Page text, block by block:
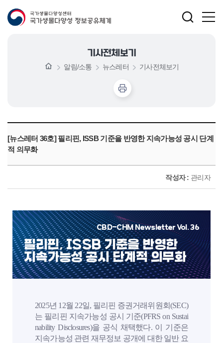
기사전체보기
알림/소통 뉴스레터 기사전체보기
[뉴스레터 36호] 필리핀, ISSB 기준을 반영한 지속가능성 공시 단계
적 의무화
작성자 : 관리자
CBD-CHM Newsletter Vol. 36
필리핀, ISSB 기준을 반영한
지속가능성 공시 단계적 의무화
2025년 12월 22일, 필리핀 증권거래위원회(SEC)
는 필리핀 지속가능성 공시 기준(PFRS on Sustai
nability Disclosures)을 공식 채택했다. 이 기준은
지속가능성 관련 재무정보 공개에 대한 일반 요